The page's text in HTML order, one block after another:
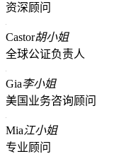
资深顾问
Castor胡小姐
全球公证负责人
Gia李小姐
美国业务咨询顾问
Mia江小姐
专业顾问